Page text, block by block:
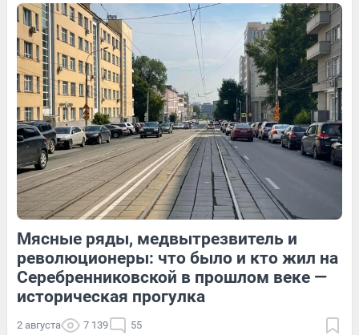
19 Обсудить
14 Обсудить 273 2
59 Обсудить 13 Обсудить
Мясные ряды, медвытрезвитель и
революционеры: что было и кто жил на
Серебренниковской в прошлом веке —
историческая прогулка
2 августа 7 139 55